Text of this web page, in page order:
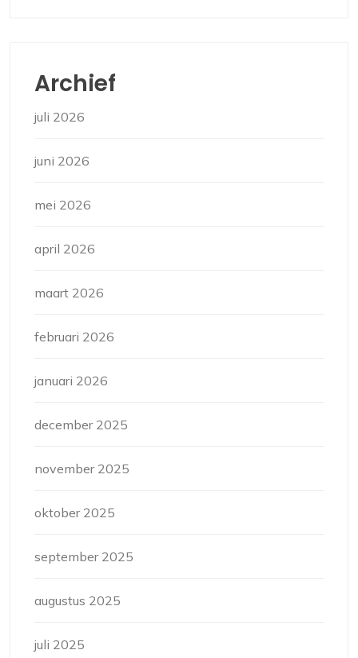
Archief
juli 2026
juni 2026
mei 2026
april 2026
maart 2026
februari 2026
januari 2026
december 2025
november 2025
oktober 2025
september 2025
augustus 2025
juli 2025